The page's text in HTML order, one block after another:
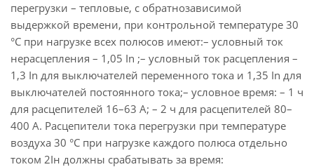
перегрузки – тепловые, с обратнозависимой
выдержкой времени, при контрольной температуре 30
°С при нагрузке всех полюсов имеют:– условный ток
нерасцепления – 1,05 In ;– условный ток расцепления –
1,3 In для выключателей переменного тока и 1,35 In для
выключателей постоянного тока;– условное время: – 1 ч
для расцепителей 16–63 А; – 2 ч для расцепителей 80–
400 А. Расцепители тока перегрузки при температуре
воздуха 30 °С при нагрузке каждого полюса отдельно
током 2Iн должны срабатывать за время: